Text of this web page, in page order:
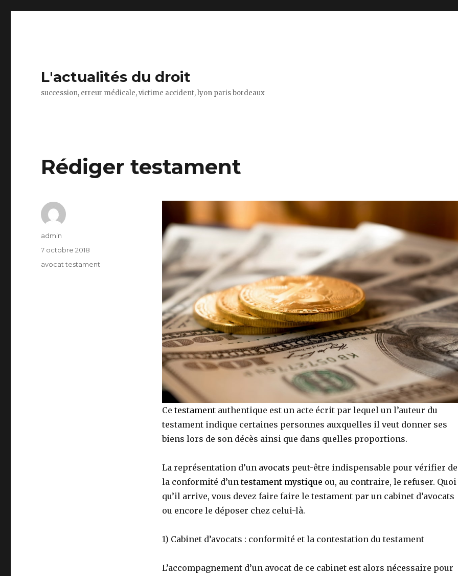
L'actualités du droit
succession, erreur médicale, victime accident, lyon paris bordeaux
Rédiger testament
Cetestamentauthentique est un acte écrit par lequel un l’auteur du
testament indique certaines personnes auxquelles il veut donner ses
biens lors de son décès ainsi que dans quelles proportions.
La représentation d’un avocats peut-être indispensable pour vérifier de
la conformité d’untestament mystique ou, au contraire, le refuser. Quoi
qu’il arrive, vous devez faire faire le testament par un cabinet d’avocats
ou encore le déposer chez celui-là.
1) Cabinet d’avocats : conformité et la contestation du testament
L’accompagnement d’un avocat de ce cabinet est alors nécessaire pour
Auteur
admin
Publié
7 octobre 2018
Catégories
avocat testament